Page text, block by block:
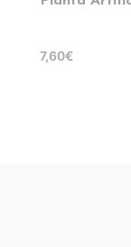
7,60€